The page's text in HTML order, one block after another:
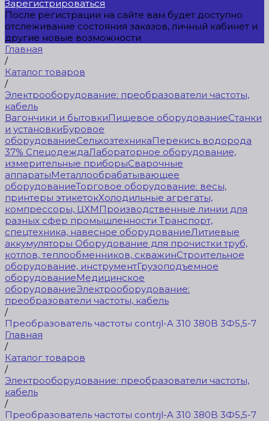
Зарегистрироваться
После регистрации на сайте вам будет доступно
отслеживание состояния заказов, личный кабинет и
другие новые возможности
Главная
/
Каталог товаров
/
Электрооборудование: преобразователи частоты,
кабель
Вагончики и бытовкиПищевое оборудованиеСтанки
и установкиБуровое
оборудованиеСельхозтехникаПерекись водорода
37% СпецодеждаЛабораторное оборудование,
измерительные приборыСварочные
аппаратыМеталлообрабатывающее
оборудованиеТорговое оборудование: весы,
принтеры этикетокХолодильные агрегаты,
компрессоры, ЦХМ Производственные линии для
разных сфер промышленности Транспорт,
спецтехника, навесное оборудованиеЛитиевые
аккумуляторы Оборудование для прочистки труб,
котлов, теплообменников, скважинСтроительное
оборудование, инструментГрузоподъемное
оборудованиеМедицинское
оборудованиеЭлектрооборудование:
преобразователи частоты, кабель
/
Преобразователь частоты contrjl-A 310 380B 3Ф5,5-7
Главная
/
Каталог товаров
/
Электрооборудование: преобразователи частоты,
кабель
/
Преобразователь частоты contrjl-A 310 380B 3Ф5,5-7